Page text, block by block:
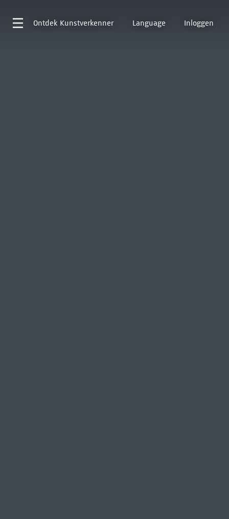
Ontdek Kunstverkenner Language Inloggen